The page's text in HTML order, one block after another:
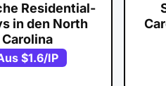
Residential-
in den North
Carolina
$1.6/IP